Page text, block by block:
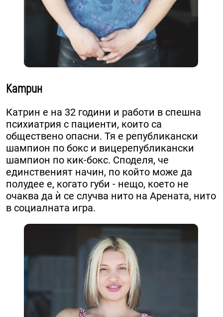
Катрин
Катрин е на 32 години и работи в спешна
психиатрия с пациенти, които са
обществено опасни. ​Тя е републикански
шампион по бокс и вицерепубликански
шампион по кик-бокс. ​Споделя, че
единственият начин, по който може да
полудее е, когато губи - нещо, което не
очаква да ѝ се случва нито на Арената, нито
в социалната игра.